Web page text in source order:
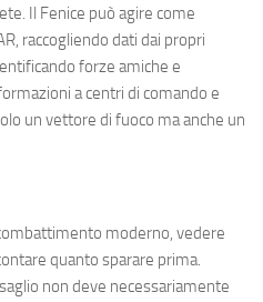
Il Fenice può agire come
raccogliendo dati dai propri
forze amiche e
a centri di comando e
un vettore di fuoco ma anche un
moderno, vedere
quanto sparare prima.
non deve necessariamente